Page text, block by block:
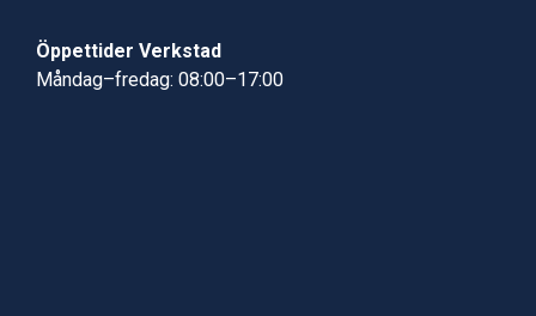
Öppettider Verkstad
Måndag–fredag: 08:00–17:00